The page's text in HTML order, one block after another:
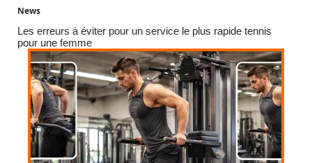
News
Les erreurs à éviter pour un service le plus rapide tennis
pour une femme